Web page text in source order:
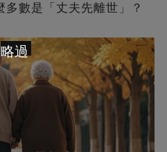
數是「丈夫先離世」？
略過